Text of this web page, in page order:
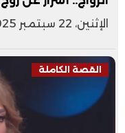
الإثنين، 22 سبتمبر 2025 01:06 م
القصة الكاملة